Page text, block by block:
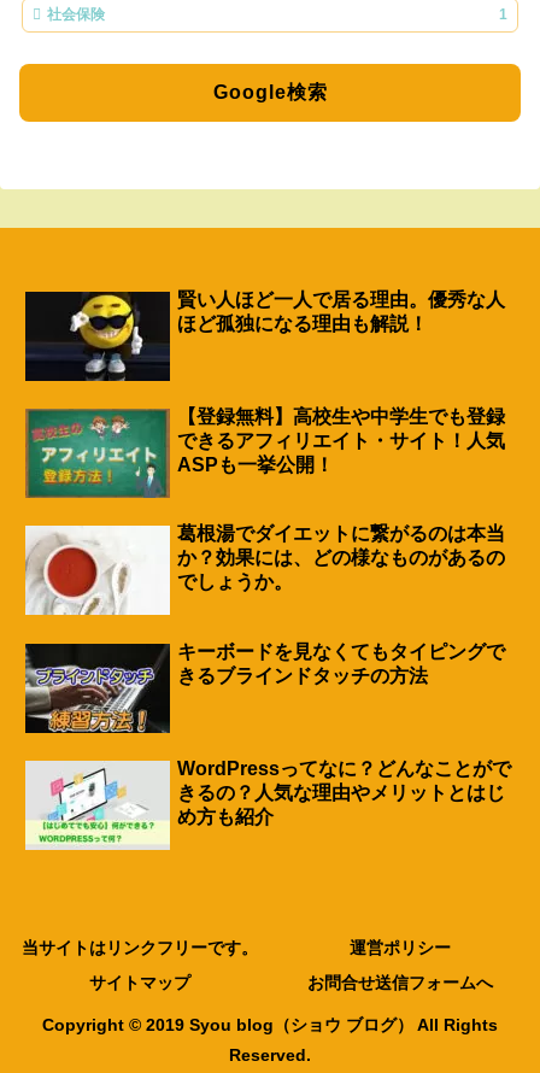
社会保険 1
Google検索
賢い人ほど一人で居る理由。優秀な人
ほど孤独になる理由も解説！
【登録無料】高校生や中学生でも登録
できるアフィリエイト・サイト！人気
ASPも一挙公開！
葛根湯でダイエットに繋がるのは本当
か？効果には、どの様なものがあるの
でしょうか。
キーボードを見なくてもタイピングで
きるブラインドタッチの方法
WordPressってなに？どんなことがで
きるの？人気な理由やメリットとはじ
め方も紹介
当サイトはリンクフリーです。
運営ポリシー
サイトマップ
お問合せ送信フォームへ
Copyright © 2019 Syou blog（ショウ ブログ） All Rights
Reserved.